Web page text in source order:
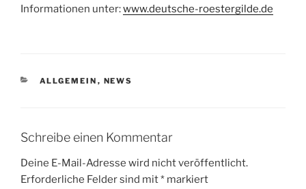
Informationen unter:www.deutsche-roestergilde.de
KATEGORIEN
ALLGEMEIN , NEWS
Schreibe einen Kommentar
Deine E-Mail-Adresse wird nicht veröffentlicht.
Erforderliche Felder sind mit* markiert